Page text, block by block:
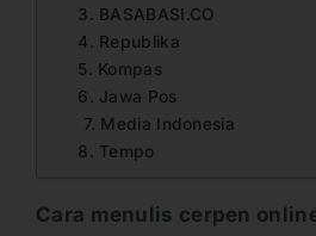
3. BASABASI.CO
4. Republika
5. Kompas
6. Jawa Pos
7. Media Indonesia
8. Tempo
Cara menulis cerpen